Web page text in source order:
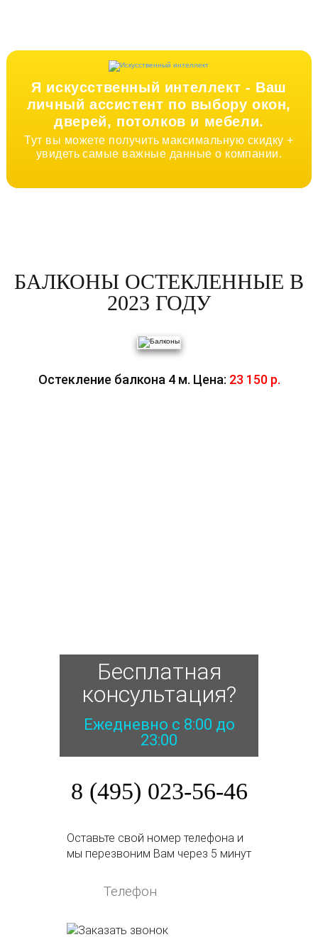
Я искусственный интеллект - Ваш
личный ассистент по выбору окон,
дверей, потолков и мебели.
Тут вы можете получить максимальную скидку +
увидеть самые важные данные о компании.
БАЛКОНЫ ОСТЕКЛЕННЫЕ В
2023 ГОДУ
Остекление балкона 4 м. Цена: 23 150 р.
Бесплатная
консультация?
Ежедневно с 8:00 до
23:00
8 (495) 023-56-46
Оставьте свой номер телефона и
мы перезвоним Вам через 5 минут